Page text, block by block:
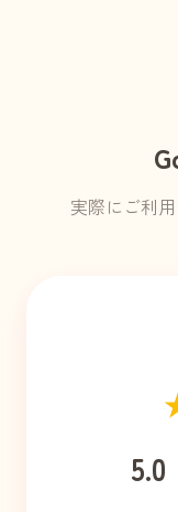
実際にご利
5.0